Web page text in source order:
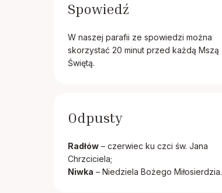
Spowiedź
W naszej parafii ze spowiedzi można
skorzystać 20 minut przed każdą Mszą
Świętą.
Odpusty
Radłów – czerwiec ku czci św. Jana
Chrzciciela;
Niwka – Niedziela Bożego Miłosierdzia.